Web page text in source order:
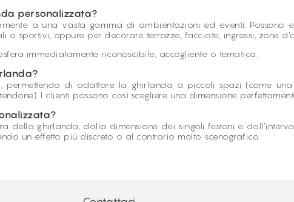
personalizzata?
a una vasta gamma di ambientazioni ed eventi. Possono
o sportivi, oppure per decorare terrazze, facciate, ingressi, zone
immediatamente riconoscibile, accogliente o tematica.
, permettendo di adattare la ghirlanda a piccoli spazi (come
I clienti possono così scegliere una dimensione
della ghirlanda, dalla dimensione dei singoli festoni e
un effetto più discreto o al contrario molto scenografico.